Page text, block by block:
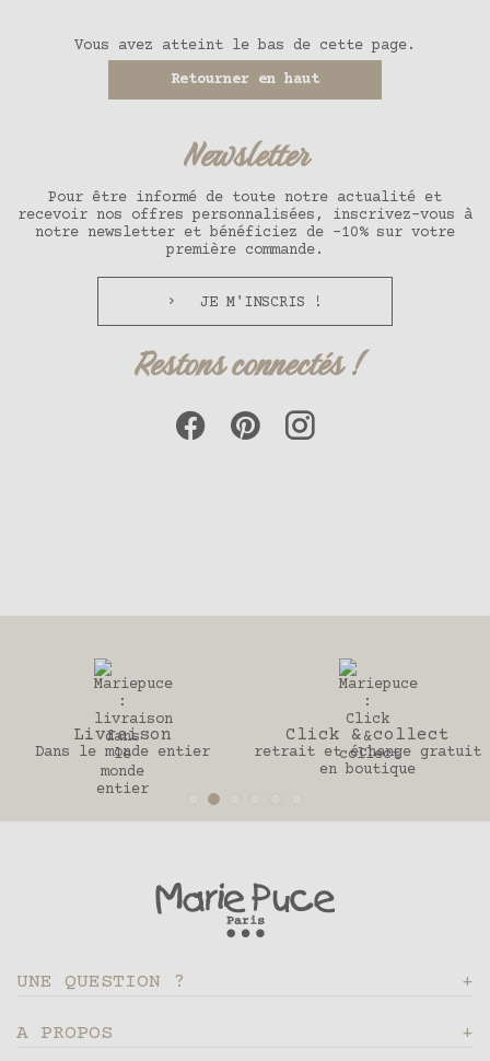
Vous avez atteint le bas de cette page.
Retourner en haut
Newsletter
Pour être informé de toute notre actualité et
recevoir nos offres personnalisées, inscrivez-vous à
notre newsletter et bénéficiez de -10% sur votre
première commande.
JE M'INSCRIS !
Restons connectés !
entier
Click & collect
retrait et échange gratuit
30
Pour
UNE QUESTION ?
A PROPOS